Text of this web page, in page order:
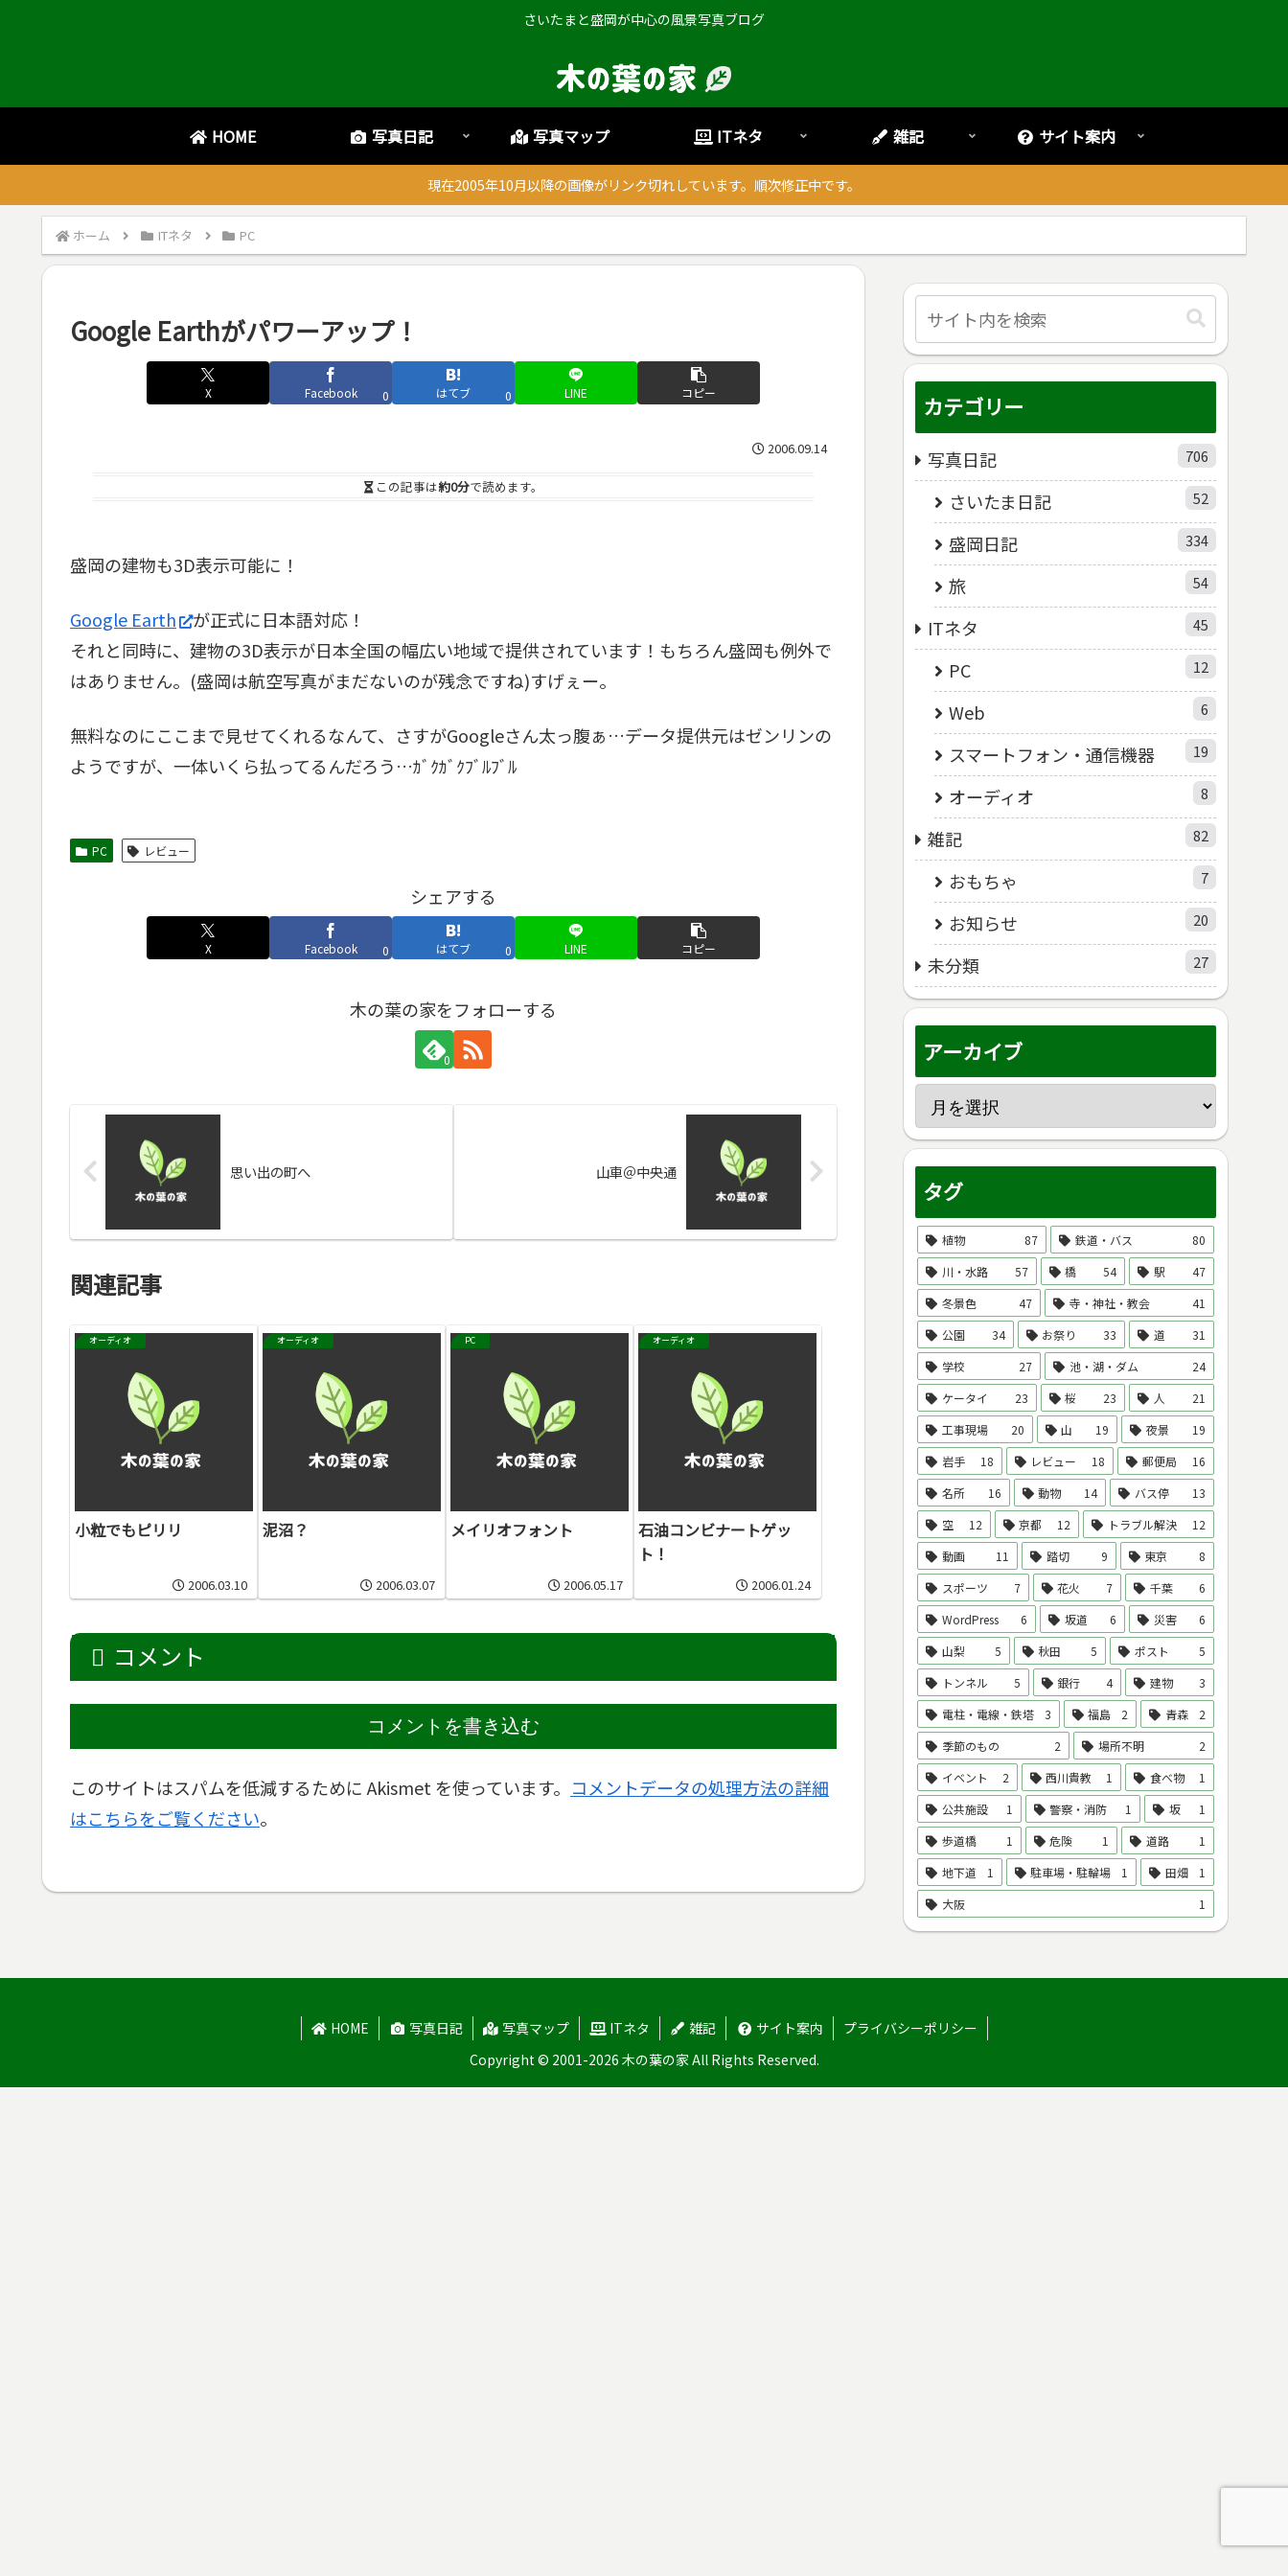
さいたまと盛岡が中心の風景写真ブログ
HOME 写真日記 写真マップ ITネタ 雑記 サイト案内
現在2005年10月以降の画像がリンク切れしています。順次修正中です。
ホーム ITネタ PC
Google Earthがパワーアップ！
X Facebook 0 はてブ 0 LINE コピー
2006.09.14
この記事は約0分で読めます。
盛岡の建物も3D表示可能に！
Google Earth
が正式に日本語対応！
それと同時に、建物の3D表示が日本全国の幅広い地域で提供されています！もちろん盛岡も例外で
はありません。(盛岡は航空写真がまだないのが残念ですね)すげぇー。
無料なのにここまで見せてくれるなんて、さすがGoogleさん太っ腹ぁ…データ提供元はゼンリンの
ようですが、一体いくら払ってるんだろう…ｶﾞｸｶﾞｸﾌﾞﾙﾌﾞﾙ
PC レビュー
シェアする
X Facebook 0 はてブ 0 LINE コピー
木の葉の家をフォローする
0
思い出の町へ 山車＠中央通
関連記事
オーディオ
小粒でもピリリ
2006.03.10
オーディオ
泥沼？
2006.03.07
PC
メイリオフォント
2006.05.17
オーディオ
石油コンビナートゲッ
ト！
2006.01.24
コメント
コメントを書き込む
このサイトはスパムを低減するために Akismet を使っています。 コメントデータの処理方法の詳細
はこちらをご覧ください。
カテゴリー
写真日記 706
さいたま日記 52
盛岡日記 334
旅 54
ITネタ 45
PC 12
Web 6
スマートフォン・通信機器 19
オーディオ 8
雑記 82
おもちゃ 7
お知らせ 20
未分類 27
アーカイブ
タグ
植物 87 鉄道・バス
80
川・水路
57 橋 54 駅
47
冬景色
47 寺・神社・教会
41
公園
34 お祭り 33 道
31
学校
27 池・湖・ダム
24
ケータイ
23 桜 23 人
21
工事現場
20 山 19 夜景
19
岩手
18 レビュー 18 郵便局
16
名所
16 動物 14 バス停
13
空
12 京都 12 トラブル解決
12
動画
11 踏切 9 東京
8
スポーツ
7 花火 7 千葉
6
WordPress
6 坂道 6 災害
6
山梨
5 秋田 5 ポスト
5
トンネル
5 銀行 4 建物
3
電柱・電線・鉄塔
3 福島 2 青森
2
季節のもの
2 場所不明
2
イベント
2 西川貴教 1 食べ物
1
公共施設
1 警察・消防 1 坂
1
歩道橋
1 危険 1 道路
1
地下道
1 駐車場・駐輪場 1 田畑
1
大阪
1
HOME 写真日記 写真マップ ITネタ 雑記 サイト案内
プライバシーポリシー
Copyright © 2001-2026 木の葉の家 All Rights Reserved.